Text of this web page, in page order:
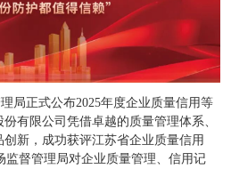
正式公布2025年度企业质量信用等
有限公司凭借卓越的质量管理体系、
新，成功获评江苏省企业质量信用
督管理局对企业质量管理、信用记